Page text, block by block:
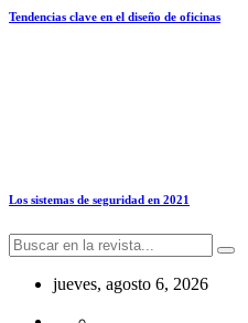
Tendencias clave en el diseño de oficinas
Los sistemas de seguridad en 2021
jueves, agosto 6, 2026